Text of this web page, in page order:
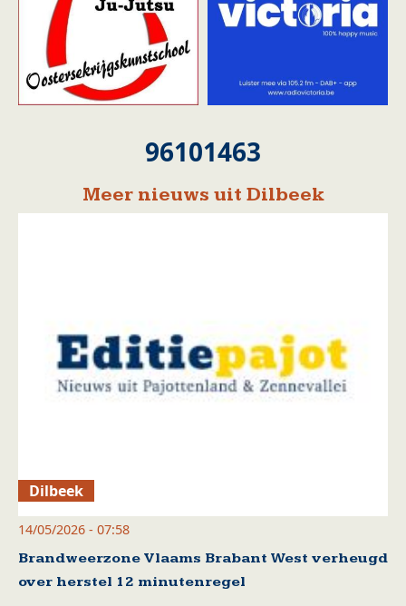
96101463
Meer nieuws uit Dilbeek
Dilbeek
14/05/2026 - 07:58
Brandweerzone Vlaams Brabant West verheugd
over herstel 12 minutenregel